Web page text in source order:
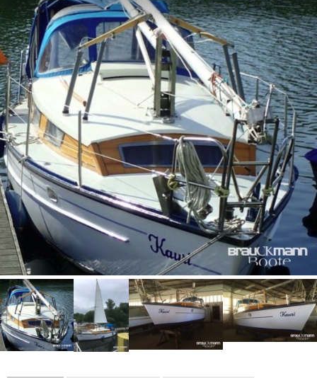
Services
Bootszubehör
Finanzierung
Gestohlene
Boote
Messekalender
Sachverständige
Segel-
&
Sportbootschulen
Versicherungen
Yacht-
Recycling
&
-
Entsorgung